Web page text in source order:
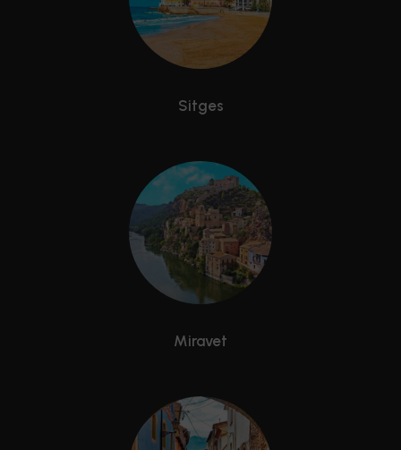
Sitges
Miravet